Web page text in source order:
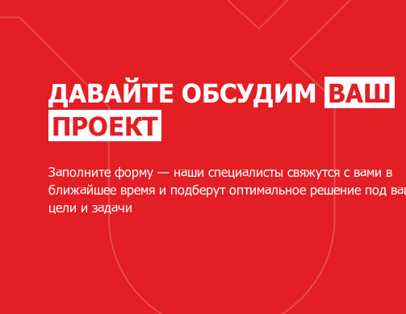
ДАВАЙТЕ ОБСУДИМВАШ
ПРОЕКТ
Заполните форму — наши специалисты свяжутся с вами в
ближайшее время и подберут оптимальное решение под
цели и задачи